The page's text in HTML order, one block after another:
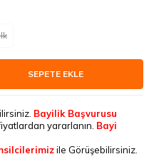
SEPETE EKLE
Bayilik Başvurusu
yararlanın. Bayi
ile Görüşebilirsiniz.